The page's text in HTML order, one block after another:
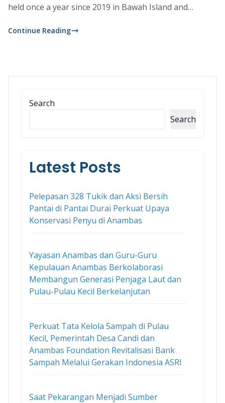
held once a year since 2019 in Bawah Island and
Continue Reading
Search
Search
Latest Posts
Pelepasan 328 Tukik dan Aksi Bersih
Pantai di Pantai Durai Perkuat Upaya
Konservasi Penyu di Anambas
Yayasan Anambas dan Guru-Guru
Kepulauan Anambas Berkolaborasi
Membangun Generasi Penjaga Laut dan
Pulau-Pulau Kecil Berkelanjutan
Perkuat Tata Kelola Sampah di Pulau
Kecil, Pemerintah Desa Candi dan
Anambas Foundation Revitalisasi Bank
Sampah Melalui Gerakan Indonesia ASRI
Saat Pekarangan Menjadi Sumber